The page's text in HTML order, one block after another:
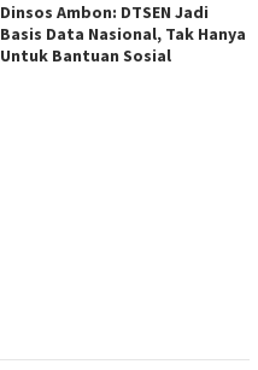
Dinsos Ambon: DTSEN Jadi
Basis Data Nasional, Tak Hanya
Untuk Bantuan Sosial